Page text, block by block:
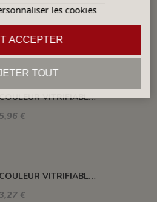
COULEUR VITRIFIABLE DÉCOR SANS PLOMB GRIS VA116
5,96 €
COULEUR VITRIFIABLE DÉCOR SANS PLOMB CHOCOLAT VA109
3,27 €
les cookies
TOUT
ACCEPTER